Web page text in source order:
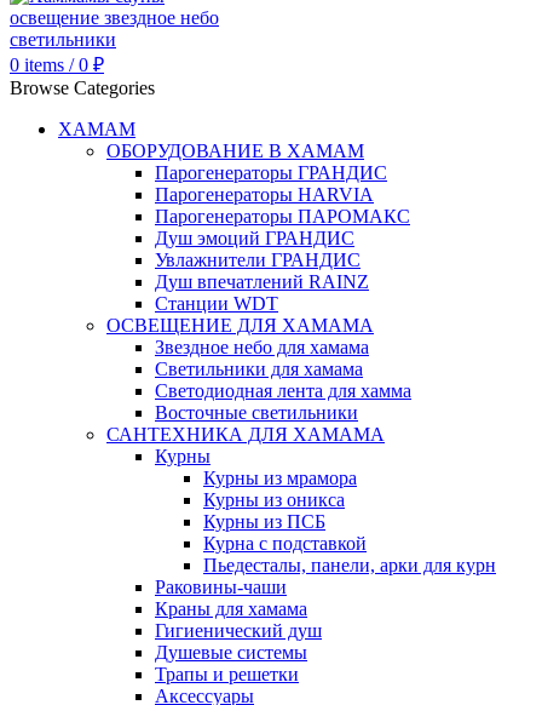
0 items / 0 ₽
Browse Categories
ХАМАМ
ОБОРУДОВАНИЕ В ХАМАМ
Парогенераторы ГРАНДИС
Парогенераторы HARVIA
Парогенераторы ПАРОМАКС
Душ эмоций ГРАНДИС
Увлажнители ГРАНДИС
Душ впечатлений RAINZ
Станции WDT
ОСВЕЩЕНИЕ ДЛЯ ХАМАМА
Звездное небо для хамама
Светильники для хамама
Светодиодная лента для хамма
Восточные светильники
САНТЕХНИКА ДЛЯ ХАМАМА
Курны
Курны из мрамора
Курны из оникса
Курны из ПСБ
Курна с подставкой
Пьедесталы, панели, арки для курн
Раковины-чаши
Краны для хамама
Гигиенический душ
Душевые системы
Трапы и решетки
Аксессуары